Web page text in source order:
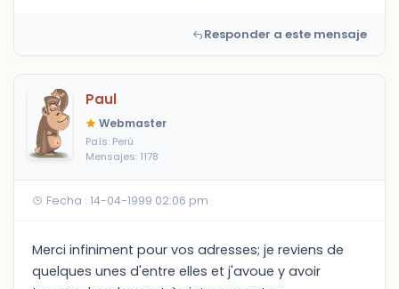
Responder a este mensaje
Paul
Webmaster
País: Perú
Mensajes: 1178
Fecha : 14-04-1999 02:06 pm
Merci infiniment pour vos adresses; je reviens de
quelques unes d'entre elles et j'avoue y avoir